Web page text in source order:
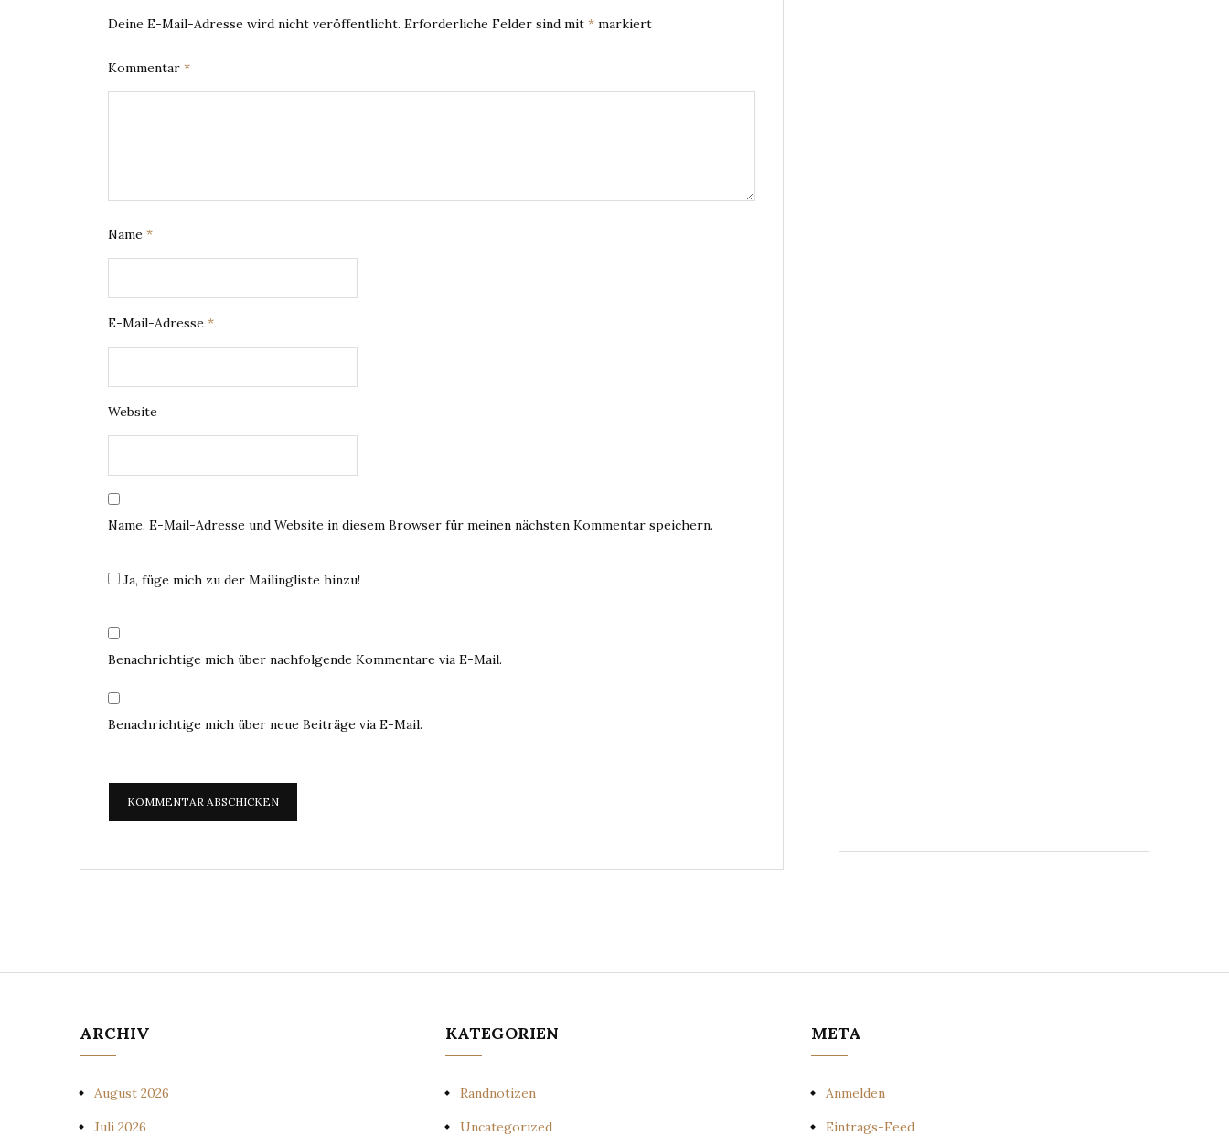
Deine E-Mail-Adresse wird nicht veröffentlicht. Erforderliche Felder sind mit * markiert
Kommentar *
Name *
E-Mail-Adresse *
Website
Name, E-Mail-Adresse und Website in diesem Browser für meinen nächsten Kommentar speichern.
Ja, füge mich zu der Mailingliste hinzu!
Benachrichtige mich über nachfolgende Kommentare via E-Mail.
Benachrichtige mich über neue Beiträge via E-Mail.
ARCHIV
August 2026
Juli 2026
KATEGORIEN
Randnotizen
Uncategorized
META
Anmelden
Eintrags-Feed